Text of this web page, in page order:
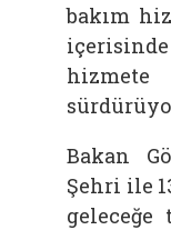
bakım
hizmete
Bakan
Şehri ile
geleceğe